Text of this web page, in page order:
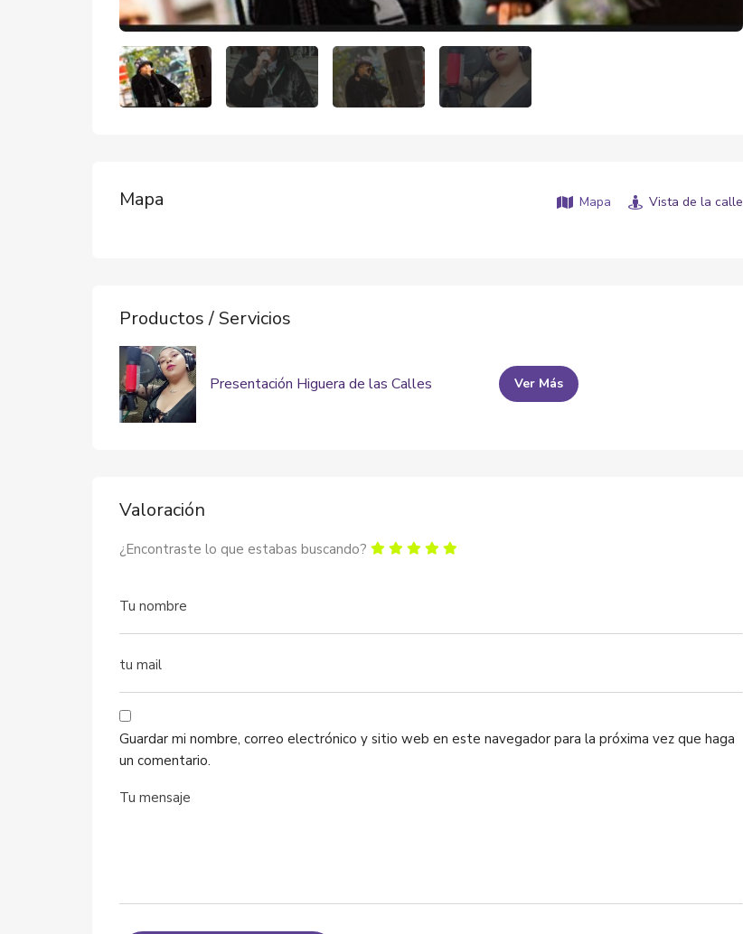
Mapa Mapa Vista de la calle
Productos / Servicios
Presentación Higuera de las Calles Ver Más
Valoración
¿Encontraste lo que estabas buscando?
Guardar mi nombre, correo electrónico y sitio web en este navegador para la próxima vez que haga
un comentario.